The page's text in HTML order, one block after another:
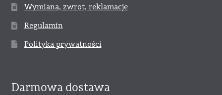
Wymiana, zwrot, reklamacje
Regulamin
Polityka prywatności
Darmowa dostawa